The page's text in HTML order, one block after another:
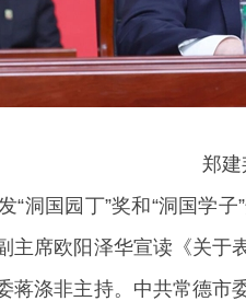
郑建
“洞国园丁”奖和“洞国学
主席欧阳泽华宣读《关
蒋涤非主持。中共常德